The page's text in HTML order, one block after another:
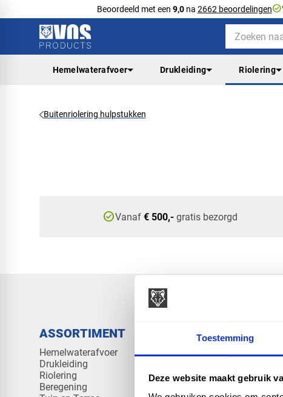
Toestemming
Deze website maakt gebruik
Beoordeeld met een 9,0na 2662 beoordelingencheck_circle
Hemelwaterafvoer Drukleiding Riolering
Buitenriolering hulpstukken
check_circleVanaf € 500,-gratis bezorgd
ASSORTIMENT
Hemelwaterafvoer
Drukleiding
Riolering
Beregening
KENNIS EN
Veelgestelde